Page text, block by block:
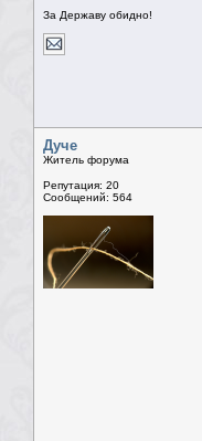
За Державу обидно!
Дуче
Житель форума
Репутация: 20
Сообщений: 564